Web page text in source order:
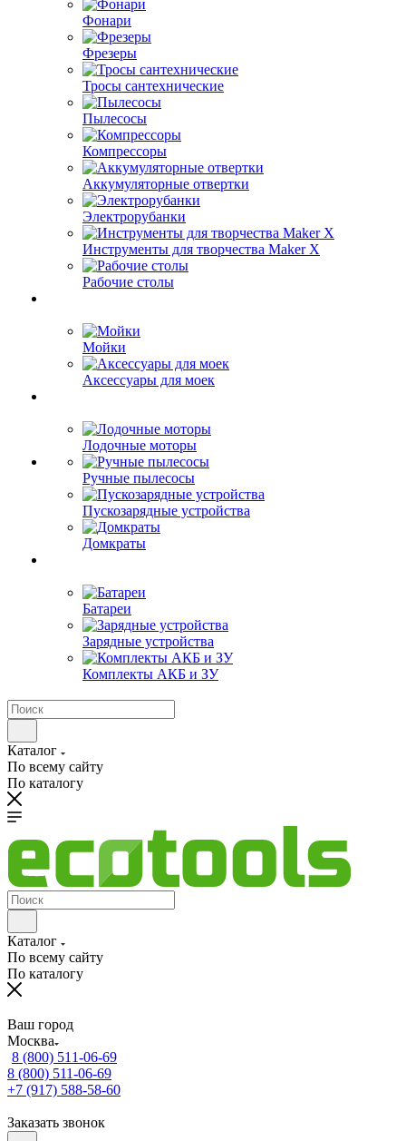
Фонари
Фрезеры
Тросы сантехнические
Пылесосы
Компрессоры
Аккумуляторные отвертки
Электрорубанки
Инструменты для творчества Maker X
Рабочие столы
Мойки
Аксессуары для моек
Лодочные моторы
Ручные пылесосы
Пускозарядные устройства
Домкраты
Батареи
Зарядные устройства
Комплекты АКБ и ЗУ
Каталог
По всему сайту
По каталогу
Каталог
По всему сайту
По каталогу
Ваш город
Москва
8 (800) 511-06-69
8 (800) 511-06-69
+7 (917) 588-58-60
Заказать звонок